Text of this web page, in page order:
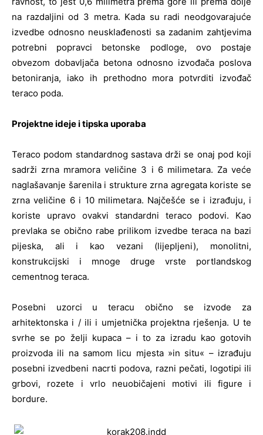
na razdaljini od 3 metra. Kada su radi neodgovarajuće
izvedbe odnosno neusklađenosti sa zadanim zahtjevima
potrebni popravci betonske podloge, ovo postaje
obvezom dobavljača betona odnosno izvođača poslova
betoniranja, iako ih prethodno mora potvrditi izvođač
teraco poda.
Projektne ideje i tipska uporaba
Teraco podom standardnog sastava drži se onaj pod koji
sadrži zrna mramora veličine 3 i 6 milimetara. Za veće
naglašavanje šarenila i strukture zrna agregata koriste se
zrna veličine 6 i 10 milimetara. Najčešće se i izrađuju, i
koriste upravo ovakvi standardni teraco podovi. Kao
prevlaka se obično rabe prilikom izvedbe teraca na bazi
pijeska, ali i kao vezani (lijepljeni), monolitni,
konstrukcijski i mnoge druge vrste portlandskog
cementnog teraca.
Posebni uzorci u teracu obično se izvode za
arhitektonska i / ili i umjetnička projektna rješenja. U te
svrhe se po želji kupaca – i to za izradu kao gotovih
proizvoda ili na samom licu mjesta »in situ« – izrađuju
posebni izvedbeni nacrti podova, razni pečati, logotipi ili
grbovi, rozete i vrlo neuobičajeni motivi ili figure i
bordure.